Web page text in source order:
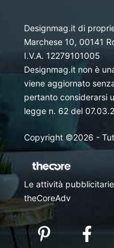
Designmag.it di
Marchese 10, 00141
I.V.A. 12279101005
Designmag.it non è
viene aggiornato
pertanto considerarsi
legge n. 62 del
Copyright ©2026 -
Le attività
theCoreAdv